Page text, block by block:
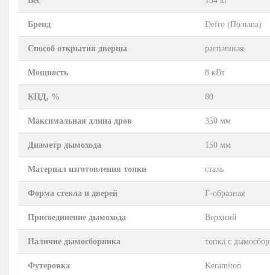
Бренд Defro (Польша)
Способ открытия дверцы распашная
Мощность 8 кВт
КПД, % 80
Максимальная длина дров 350 мм
Диаметр дымохода 150 мм
Материал изготовления топки сталь
Форма стекла и дверей Г-образная
Присоединение дымохода Верхний
Наличие дымосборника топка с
Футеровка Keramiton